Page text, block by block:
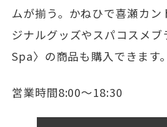
ムが揃う。かねひで喜瀬カン
ジナルグッズやスパコスメブ
Spa〉の商品も購入できます。
営業時間8:00～18:30